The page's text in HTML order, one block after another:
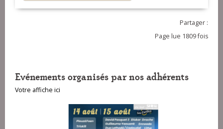
Partager :
Page lue 1809 fois
Evénements organisés par nos adhérents
Votre affiche ici